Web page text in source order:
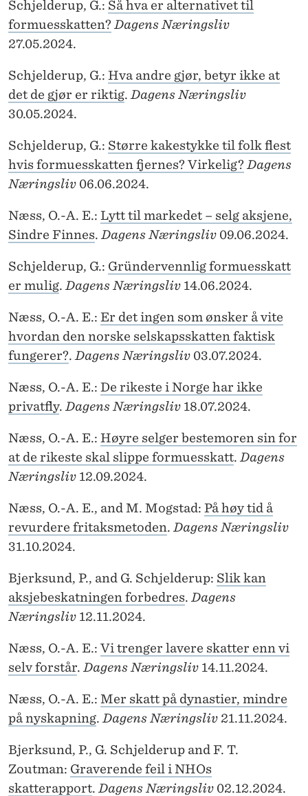
Schjelderup, G.: Så hva er alternativet til
formuesskatten? Dagens Næringsliv
27.05.2024.
Schjelderup, G.: Hva andre gjør, betyr ikke at
det de gjør er riktig. Dagens Næringsliv
30.05.2024.
Schjelderup, G.: Større kakestykke til folk flest
hvis formuesskatten fjernes? Virkelig? Dagens
Næringsliv 06.06.2024.
Næss, O.-A. E.: Lytt til markedet – selg aksjene,
Sindre Finnes. Dagens Næringsliv 09.06.2024.
Schjelderup, G.: Gründervennlig formuesskatt
er mulig. Dagens Næringsliv 14.06.2024.
Næss, O.-A. E.: Er det ingen som ønsker å vite
hvordan den norske selskapsskatten faktisk
fungerer?. Dagens Næringsliv 03.07.2024.
Næss, O.-A. E.: De rikeste i Norge har ikke
privatfly. Dagens Næringsliv 18.07.2024.
Næss, O.-A. E.: Høyre selger bestemoren sin for
at de rikeste skal slippe formuesskatt. Dagens
Næringsliv 12.09.2024.
Næss, O.-A. E., and M. Mogstad: På høy tid å
revurdere fritaksmetoden. Dagens Næringsliv
31.10.2024.
Bjerksund, P., and G. Schjelderup: Slik kan
aksjebeskatningen forbedres. Dagens
Næringsliv 12.11.2024.
Næss, O.-A. E.: Vi trenger lavere skatter enn vi
selv forstår. Dagens Næringsliv 14.11.2024.
Næss, O.-A. E.: Mer skatt på dynastier, mindre
på nyskapning. Dagens Næringsliv 21.11.2024.
Bjerksund, P., G. Schjelderup and F. T.
Zoutman: Graverende feil i NHOs
skatterapport. Dagens Næringsliv 02.12.2024.